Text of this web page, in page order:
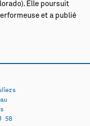
Elle poursuit
et a publié
58